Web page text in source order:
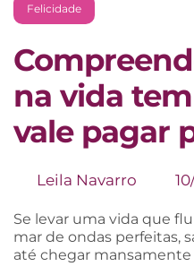
Felicidade
na vida
vale pagar
Leila Navarro
Se levar uma vida que
mar de ondas perfeitas,
até chegar mansamente